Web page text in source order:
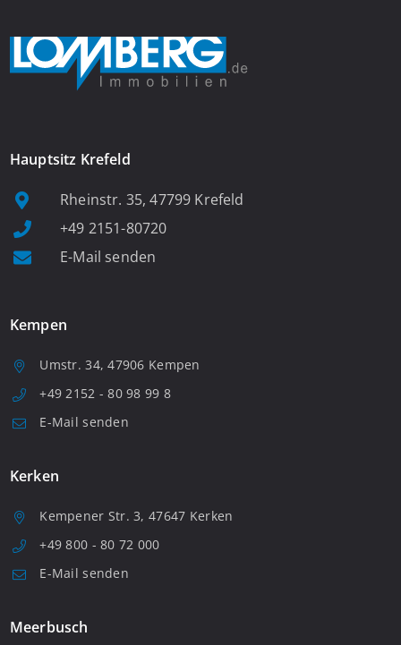
Hauptsitz Krefeld
Rheinstr. 35, 47799 Krefeld
+49 2151-80720
E-Mail senden
Kempen
Umstr. 34, 47906 Kempen
+49 2152 - 80 98 99 8
E-Mail senden
Kerken
Kempener Str. 3, 47647 Kerken
+49 800 - 80 72 000
E-Mail senden
Meerbusch